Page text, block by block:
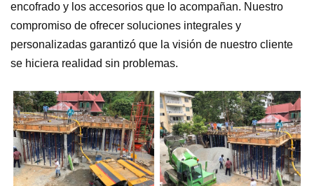
encofrado y los accesorios que lo acompañan. Nuestro
compromiso de ofrecer soluciones integrales y
personalizadas garantizó que la visión de nuestro cliente
se hiciera realidad sin problemas.